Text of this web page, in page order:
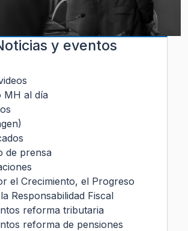
y eventos
MH al día
de prensa
el Crecimiento, el Progreso
Responsabilidad Fiscal
reforma tributaria
reforma de pensiones